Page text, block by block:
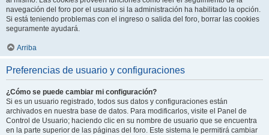
navegación del foro por el usuario si la administración ha habilitado la opción.
Si está teniendo problemas con el ingreso o salida del foro, borrar las cookies
seguramente ayudará.
Arriba
Preferencias de usuario y configuraciones
¿Cómo se puede cambiar mi configuración?
Si es un usuario registrado, todos sus datos y configuraciones están
archivados en nuestra base de datos. Para modificarlos, visite el Panel de
Control de Usuario; haciendo clic en su nombre de usuario que se encuentra
en la parte superior de las páginas del foro. Este sistema le permitirá cambiar